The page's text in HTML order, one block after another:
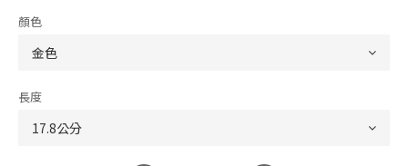
顏色
長度